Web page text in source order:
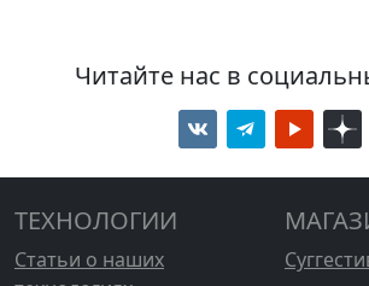
Читайте нас в
ТЕХНОЛОГИИ
Статьи о наших